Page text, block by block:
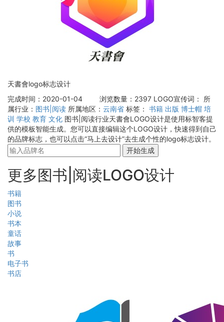
天書會logo标志设计
完成时间：2020-01-04
浏览数量：2397 LOGO宣传词：
所
属行业： 图书|阅读 所属地区： 云南省 标签： 书籍 出版 博士帽 培
训 学校 教育 文化 图书|阅读行业天書會LOGO设计是使用标智客提
供的模板智能生成。您可以直接编辑这个LOGO设计，快速得到自己
的品牌标志，也可以点击“马上去设计”去生成个性的logo标志设计。
开始生成
更多图书|阅读LOGO设计
书籍
图书
小说
书本
童话
故事
书
电子书
书店